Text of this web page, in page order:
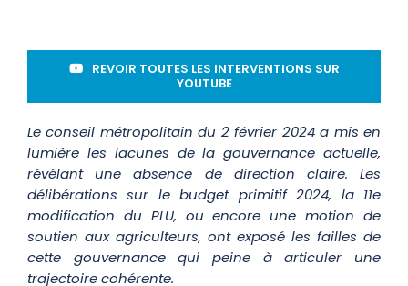
REVOIR TOUTES LES INTERVENTIONS SUR
YOUTUBE
Le conseil métropolitain du 2 février 2024 a mis en
lumière les lacunes de la gouvernance actuelle,
révélant une absence de direction claire. Les
délibérations sur le budget primitif 2024, la 11e
modification du PLU, ou encore une motion de
soutien aux agriculteurs, ont exposé les failles de
cette gouvernance qui peine à articuler une
trajectoire cohérente.